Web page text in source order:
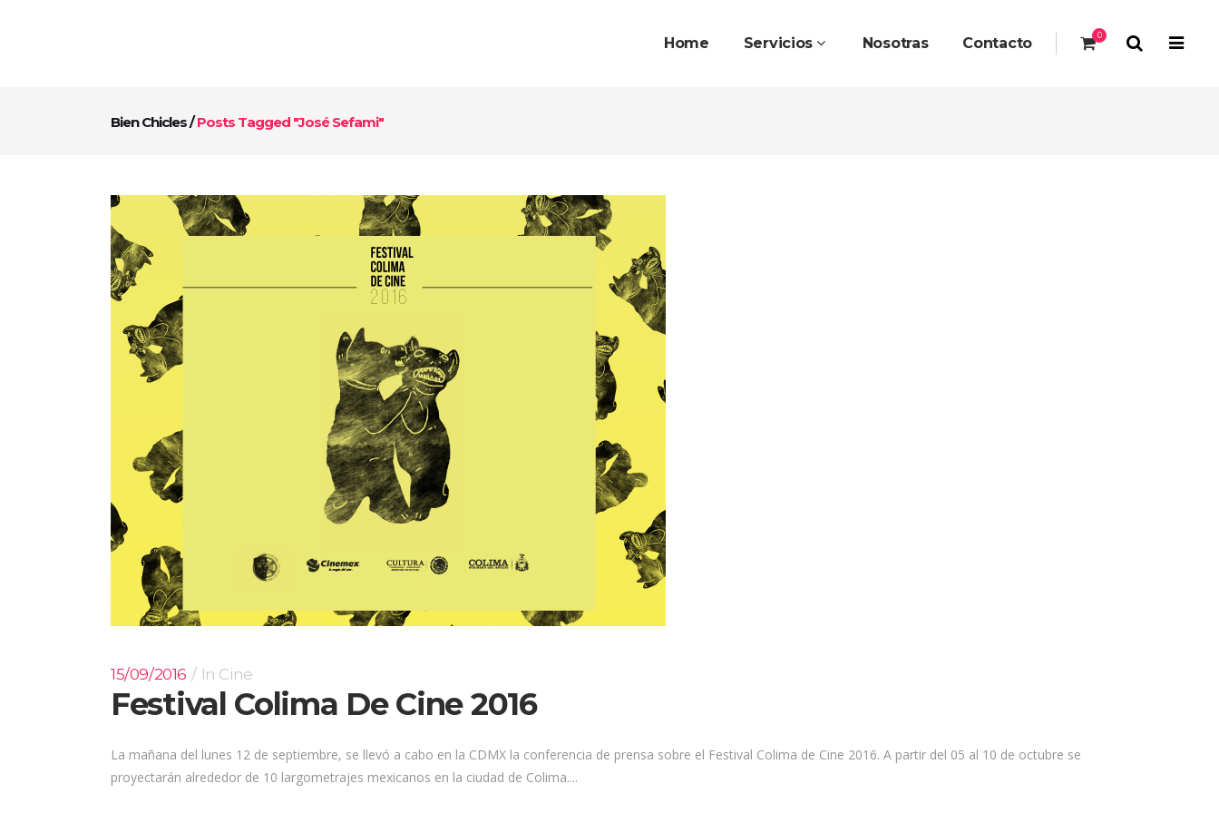
0
Home Servicios Nosotras Contacto
Bien Chicles/Posts Tagged "josé Sefami"
15/09/2016 In Cine
Festival Colima De Cine 2016
La mañana del lunes 12 de septiembre, se llevó a cabo en la CDMX la conferencia de prensa sobre el Festival Colima de Cine 2016. A partir del 05 al 10 de octubre se
proyectarán alrededor de 10 largometrajes mexicanos en la ciudad de Colima....